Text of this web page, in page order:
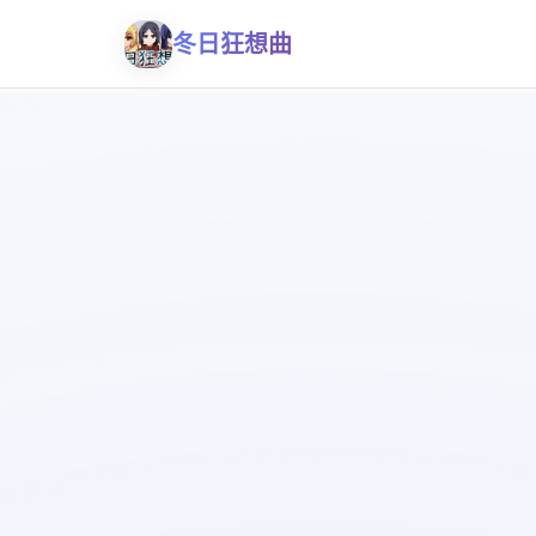
冬日狂想曲